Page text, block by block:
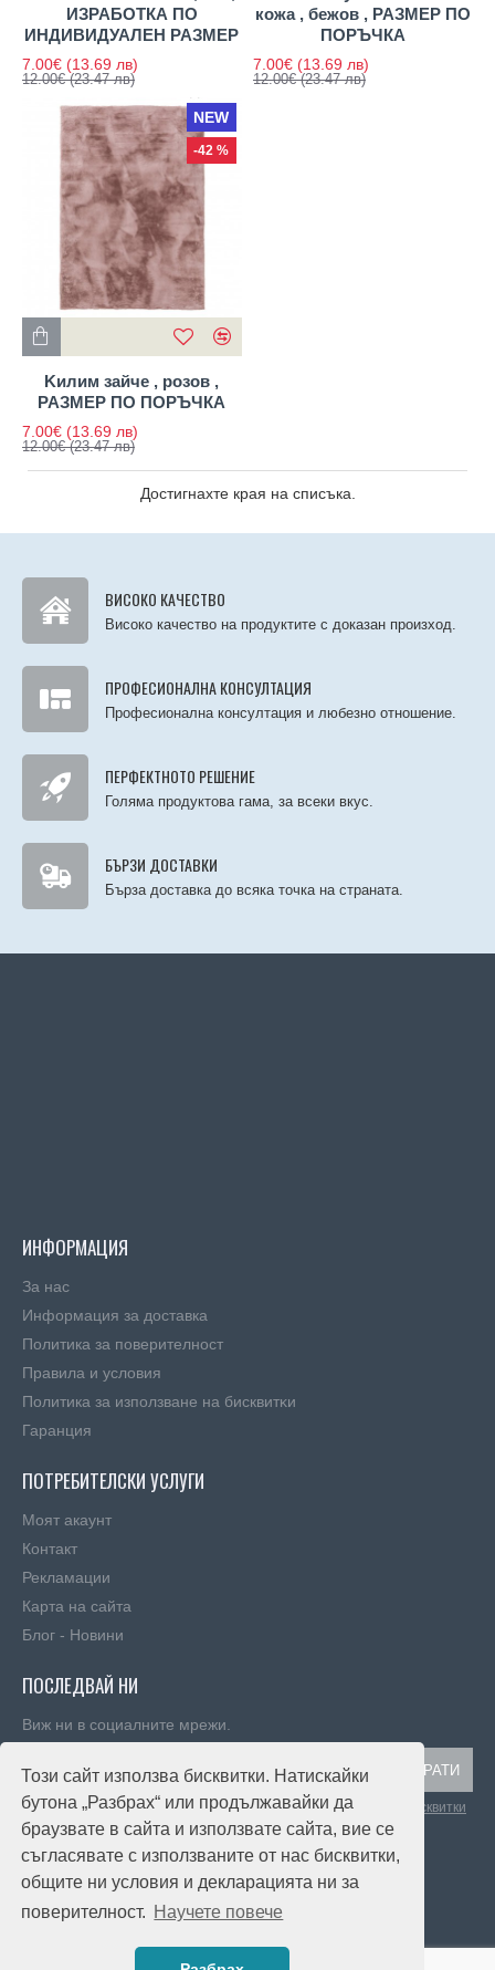
Този сайт използва бисквитки. Натискайки
бутона „Разбрах“ или продължавайки да
браузвате в сайта и използвате сайта, вие се
съгласявате с използваните от нас бисквитки,
общите ни условия и декларацията ни за
поверителност. Научете повече
ИЗРАБОТКА ПО
ИНДИВИДУАЛЕН РАЗМЕР
7.00€ (13.69 лв)
12.00€(23.47 лв)
кожа , бежов , РАЗМЕР ПО
ПОРЪЧКА
7.00€ (13.69 лв)
12.00€(23.47 лв)
NEW
-42 %
Kилим зайче , розов ,
РАЗМЕР ПО ПОРЪЧКА
7.00€ (13.69 лв)
12.00€(23.47 лв)
Достигнахте края на списъка.
ВИСОКО КАЧЕСТВО
Високо качество на продуктите с доказан произход.
ПРОФЕСИОНАЛНА КОНСУЛТАЦИЯ
Професионална консултация и любезно отношение.
ПЕРФЕКТНОТО РЕШЕНИЕ
Голяма продуктова гама, за всеки вкус.
БЪРЗИ ДОСТАВКИ
Бърза доставка до всяка точка на страната.
ИНФОРМАЦИЯ
За нас
Информация за доставка
Политика за поверителност
Правила и условия
Πoлитика зa изпoлзвaнe нa бисквитĸи
Гаранция
ПОТРЕБИТЕЛСКИ УСЛУГИ
Моят акаунт
Контакт
Рекламации
Карта на сайта
Блог - Новини
ПОСЛЕДВАЙ НИ
Виж ни в социалните мрежи.
ИЗПРАТИ
Прочетох и се съгласявам с Пoлитика зa изпoлзвaнe нa бисквитки
© 2020, TEXAMAX.com, Всички права запазени!